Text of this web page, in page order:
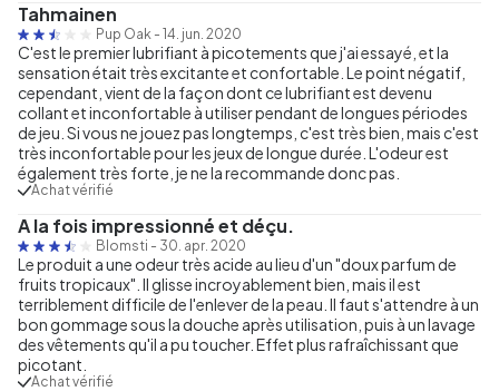
Tahmainen
Pup Oak - 14. jun. 2020
C'est le premier lubrifiant à picotements que j'ai essayé, et la
sensation était très excitante et confortable. Le point négatif,
cependant, vient de la façon dont ce lubrifiant est devenu
collant et inconfortable à utiliser pendant de longues périodes
de jeu. Si vous ne jouez pas longtemps, c'est très bien, mais c'est
très inconfortable pour les jeux de longue durée. L'odeur est
également très forte, je ne la recommande donc pas.
Achat vérifié
A la fois impressionné et déçu.
Blomsti - 30. apr. 2020
Le produit a une odeur très acide au lieu d'un "doux parfum de
fruits tropicaux". Il glisse incroyablement bien, mais il est
terriblement difficile de l'enlever de la peau. Il faut s'attendre à un
bon gommage sous la douche après utilisation, puis à un lavage
des vêtements qu'il a pu toucher. Effet plus rafraîchissant que
picotant.
Achat vérifié